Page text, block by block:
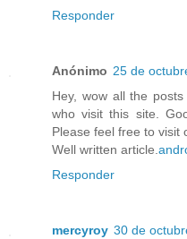
Responder
Anónimo 25 de
Hey, wow all the
who visit this site.
Please feel free to visit
Well written article.
Responder
mercyroy 30 de